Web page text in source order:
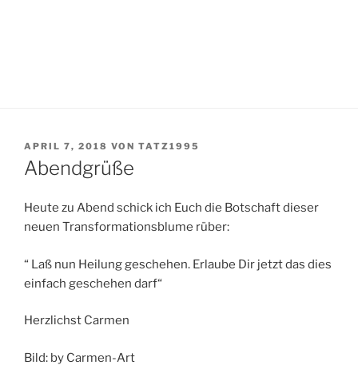
VERÖFFENTLICHT
AM
APRIL 7, 2018 VON TATZ1995
Abendgrüße
Heute zu Abend schick ich Euch die Botschaft dieser
neuen Transformationsblume rüber:
“ Laß nun Heilung geschehen. Erlaube Dir jetzt das dies
einfach geschehen darf“
Herzlichst Carmen
Bild: by Carmen-Art